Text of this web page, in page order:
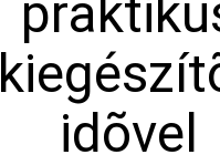
idõvel